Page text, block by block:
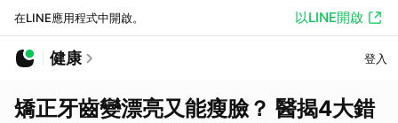
在LINE應用程式中開啟。 以LINE開啟
健康 登入
矯正牙齒變漂亮又能瘦臉？ 醫揭4大錯